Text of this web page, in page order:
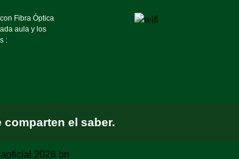
Fibra Óptica
aula y los
:
el saber.